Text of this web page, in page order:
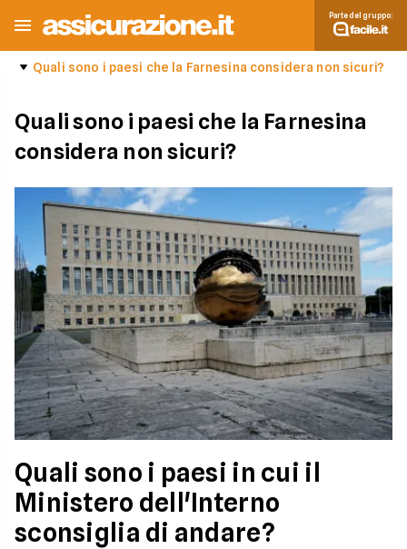
Parte del gruppo:
Quali sono i paesi che la Farnesina considera non sicuri?
Quali sono i paesi che la Farnesina
considera non sicuri?
Quali sono i paesi in cui il
Ministero dell'Interno
sconsiglia di andare?